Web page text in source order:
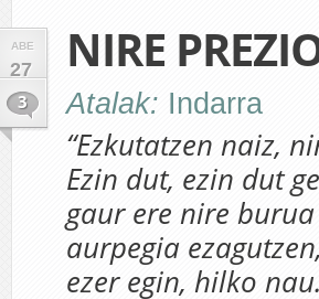
ABE
27
3
NIRE
Atalak: Indarra
“Ezkutatzen naiz,
Ezin dut, ezin dut
gaur ere nire
aurpegia
ezer egin, hilko